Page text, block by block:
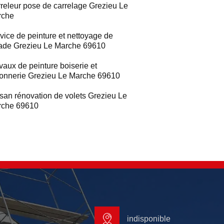
pose de carrelage Grezieu Le
de peinture et nettoyage de
Grezieu Le Marche 69610
de peinture boiserie et
Grezieu Le Marche 69610
rénovation de volets Grezieu Le
69610
indisponible